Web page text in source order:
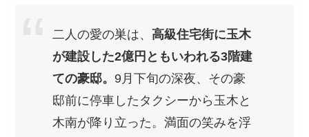
二人の愛の巣は、高級住宅街に玉木
が建設した2億円ともいわれる3階建
ての豪邸。 9月下旬の深夜、その豪
邸前に停車したタクシーから玉木と
木南が降り立った。満面の笑みを浮